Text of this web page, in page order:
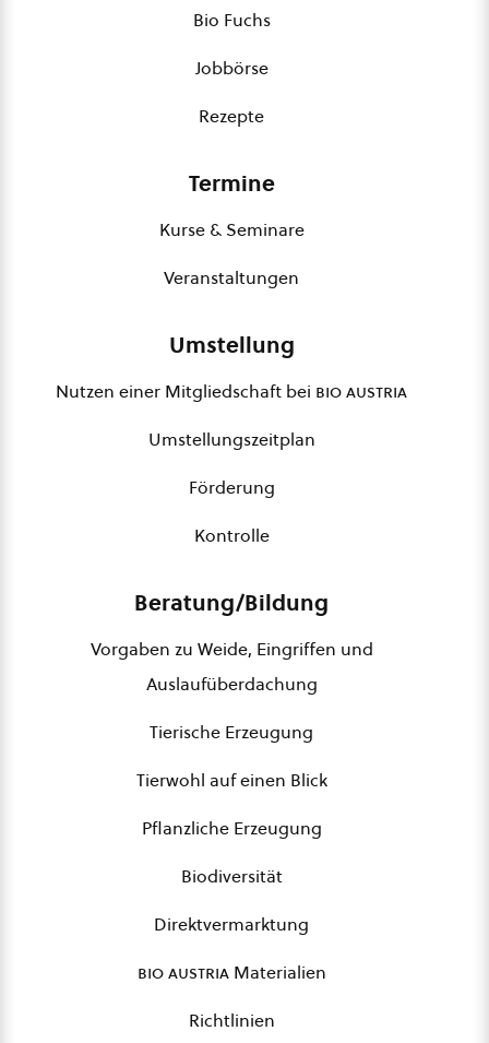
Bio Fuchs
Jobbörse
Rezepte
Termine
Kurse & Seminare
Veranstaltungen
Umstellung
Nutzen einer Mitgliedschaft bei bio austria
Umstellungszeitplan
Förderung
Kontrolle
Beratung/Bildung
Vorgaben zu Weide, Eingriffen und
Auslaufüberdachung
Tierische Erzeugung
Tierwohl auf einen Blick
Pflanzliche Erzeugung
Biodiversität
Direktvermarktung
bio austriaMaterialien
Richtlinien